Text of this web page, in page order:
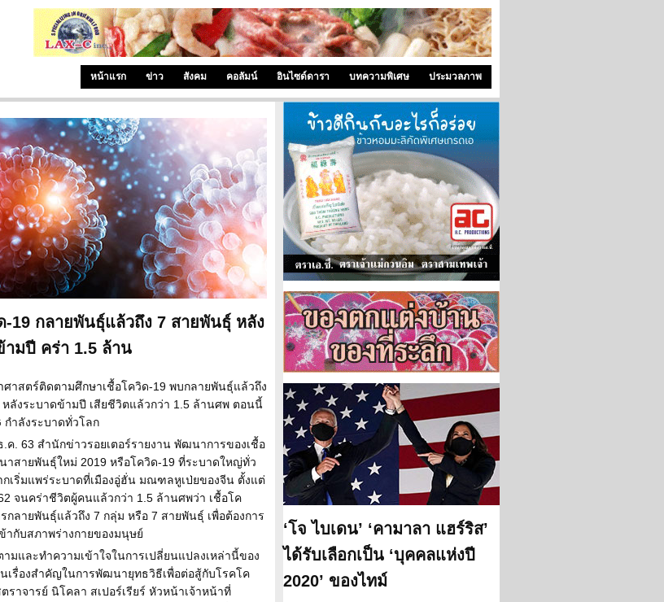
หน้าแรก ข่าว สังคม คอลัมน์ อินไซด์ดารา บทความพิเศษ ประมวลภาพ
-19 กลายพันธุ์แล้วถึง 7 สายพันธุ์ หลัง
ามปี คร่า 1.5 ล้าน
ศาสตร์ติดตามศึกษาเชื้อโควิด-19 พบกลายพันธุ์แล้วถึง
ลังระบาดข้ามปี เสียชีวิตแล้วกว่า 1.5 ล้านศพ ตอนนี้
กำลังระบาดทั่วโลก
.ค. 63 สำนักข่าวรอยเตอร์รายงาน พัฒนาการของเชื้อ
าสายพันธุ์ใหม่ 2019 หรือโควิด-19 ที่ระบาดใหญ่ทั่ว
กเริ่มแพร่ระบาดที่เมืองอู่ฮั่น มณฑลหูเป่ยของจีน ตั้งแต่
จนคร่าชีวิตผู้คนแล้วกว่า 1.5 ล้านศพว่า เชื้อโค
กลายพันธุ์แล้วถึง 7 กลุ่ม หรือ 7 สายพันธุ์ เพื่อต้องการ
ากับสภาพร่างกายของมนุษย์
ามและทำความเข้าใจในการเปลี่ยนแปลงเหล่านี้ของ
นเรื่องสำคัญในการพัฒนายุทธวิธีเพื่อต่อสู้กับโรคโค
ราจารย์ นิโคลา สเปอร์เรียร์ หัวหน้าเจ้าหน้าที่
‘โจ ไบเดน’ ‘คามาลา แฮร์ริส’
ได้รับเลือกเป็น ‘บุคคลแห่งปี
2020’ ของไทม์